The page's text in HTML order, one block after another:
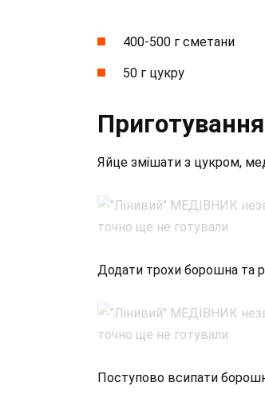
400-500 г сметани
50 г цукру
Яйце змішати з цукром,
Додати трохи борошна та
Поступово всипати